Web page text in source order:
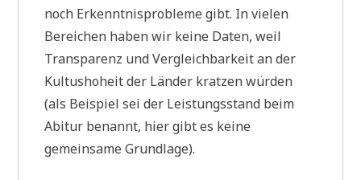
noch Erkenntnisprobleme gibt. In vielen
Bereichen haben wir keine Daten, weil
Transparenz und Vergleichbarkeit an der
Kultushoheit der Länder kratzen würden
(als Beispiel sei der Leistungsstand beim
Abitur benannt, hier gibt es keine
gemeinsame Grundlage).